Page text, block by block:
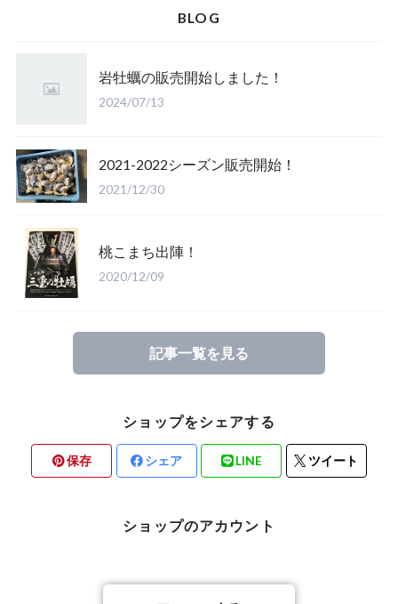
BLOG
岩牡蠣の販売開始しました！
2024/07/13
2021-2022シーズン販売開始！
2021/12/30
桃こまち出陣！
2020/12/09
記事一覧を見る
ショップをシェアする
保存 シェア LINE ツイート
ショップのアカウント